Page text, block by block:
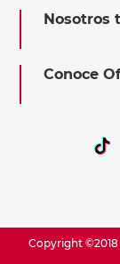
Nosotros
Conoce
Copyright ©2018